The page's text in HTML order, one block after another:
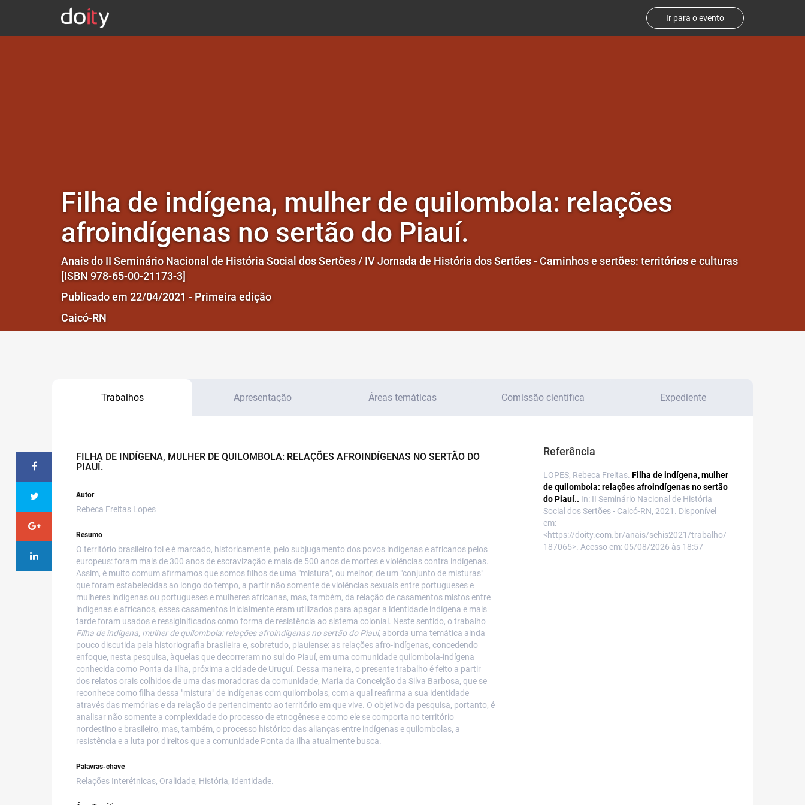
Ir para o evento
Filha de indígena, mulher de quilombola: relações
afroindígenas no sertão do Piauí.
Anais do II Seminário Nacional de História Social dos Sertões / IV Jornada de História dos Sertões - Caminhos e sertões: territórios e culturas
[ISBN 978-65-00-21173-3]
Publicado em 22/04/2021 - Primeira edição
Caicó-RN
Trabalhos Apresentação Áreas temáticas Comissão científica Expediente
FILHA DE INDÍGENA, MULHER DE QUILOMBOLA: RELAÇÕES AFROINDÍGENAS NO SERTÃO DO
PIAUÍ.
Autor
Rebeca Freitas Lopes
Resumo
O território brasileiro foi e é marcado, historicamente, pelo subjugamento dos povos indígenas e africanos pelos
europeus: foram mais de 300 anos de escravização e mais de 500 anos de mortes e violências contra indígenas.
Assim, é muito comum afirmamos que somos filhos de uma "mistura", ou melhor, de um "conjunto de misturas"
que foram estabelecidas ao longo do tempo, a partir não somente de violências sexuais entre portugueses e
mulheres indígenas ou portugueses e mulheres africanas, mas, também, da relação de casamentos mistos entre
indígenas e africanos, esses casamentos inicialmente eram utilizados para apagar a identidade indígena e mais
tarde foram usados e ressiginificados como forma de resistência ao sistema colonial. Neste sentido, o trabalho
Filha de indígena, mulher de quilombola: relações afroindígenas no sertão do Piauí, aborda uma temática ainda
pouco discutida pela historiografia brasileira e, sobretudo, piauiense: as relações afro-indígenas, concedendo
enfoque, nesta pesquisa, àquelas que decorreram no sul do Piauí, em uma comunidade quilombola-indígena
conhecida como Ponta da Ilha, próxima a cidade de Uruçuí. Dessa maneira, o presente trabalho é feito a partir
dos relatos orais colhidos de uma das moradoras da comunidade, Maria da Conceição da Silva Barbosa, que se
reconhece como filha dessa "mistura" de indígenas com quilombolas, com a qual reafirma a sua identidade
através das memórias e da relação de pertencimento ao território em que vive. O objetivo da pesquisa, portanto, é
analisar não somente a complexidade do processo de etnogênese e como ele se comporta no território
nordestino e brasileiro, mas, também, o processo histórico das alianças entre indígenas e quilombolas, a
resistência e a luta por direitos que a comunidade Ponta da Ilha atualmente busca.
Palavras-chave
Relações Interétnicas, Oralidade, História, Identidade.
Referência
LOPES, Rebeca Freitas. Filha de indígena, mulher
de quilombola: relações afroindígenas no sertão
do Piauí.. In: II Seminário Nacional de História
Social dos Sertões - Caicó-RN, 2021. Disponível
em:
<https://doity.com.br/anais/sehis2021/trabalho/
187065>. Acesso em: 05/08/2026 às 18:57